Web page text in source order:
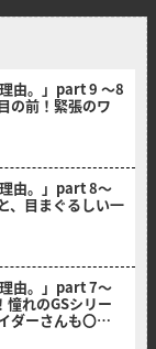
由。」part 9 〜8
の前！緊張のワ
由。」part 8〜
、目まぐるしい一
由。」part 7～
れのGSシリー
ダーさんも〇〇
～